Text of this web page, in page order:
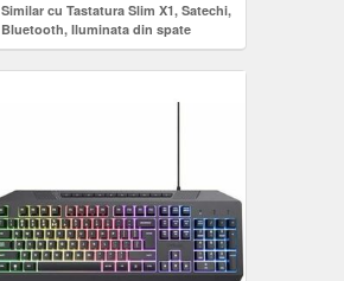
Similar cu Tastatura Slim X1, Satechi,
Bluetooth, Iluminata din spate
(Argintiu/Negru)